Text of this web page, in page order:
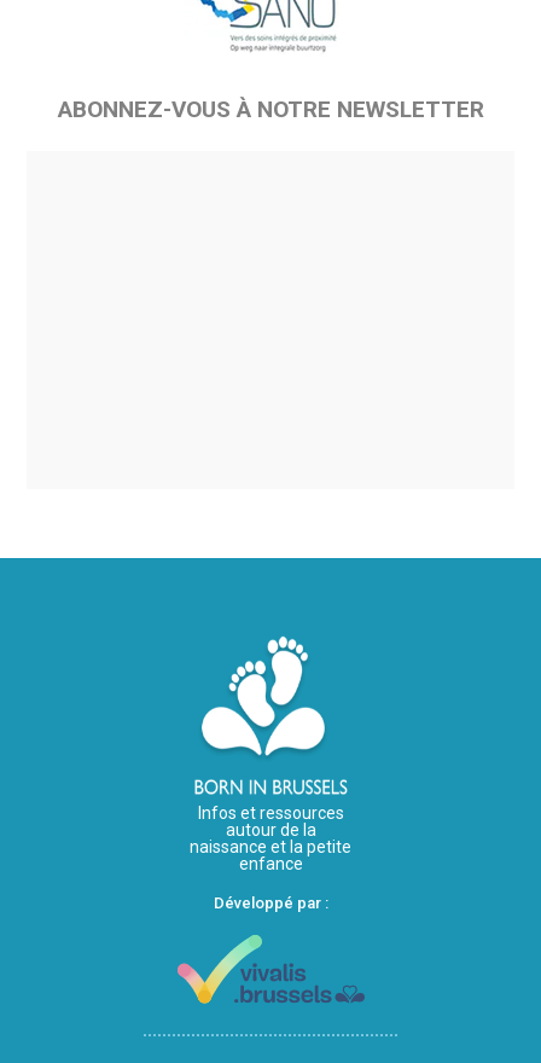
ABONNEZ-VOUS À NOTRE NEWSLETTER
Infos et ressources
autour de la
naissance et la petite
enfance
Développé par :